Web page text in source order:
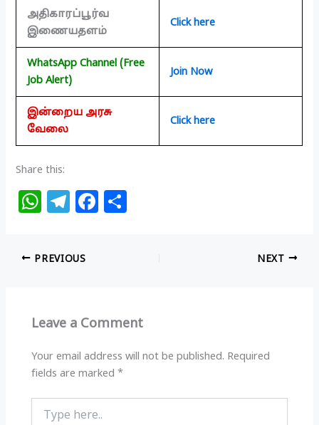
அதிகாரப்பூர்வ
இணையதளம்
Click here
WhatsApp Channel (Free
Job Alert)
Join Now
இன்றைய அரசு
வேலை
Click here
Share this:
W
at
s
p
T
e
g
m
F
o
k
PREVIOUS NEXT
Leave a Comment
Your email address will not be published. Required
fields are marked*
here..